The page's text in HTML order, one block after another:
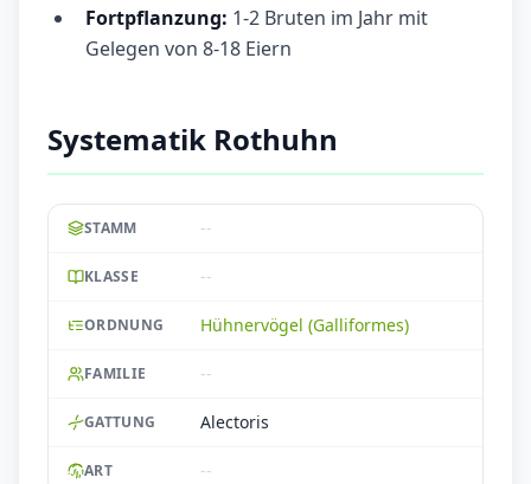
Fortpflanzung: 1-2 Bruten im Jahr mit
Gelegen von 8-18 Eiern
Systematik Rothuhn
STAMM --
KLASSE --
ORDNUNG Hühnervögel (Galliformes)
FAMILIE --
GATTUNG Alectoris
ART --